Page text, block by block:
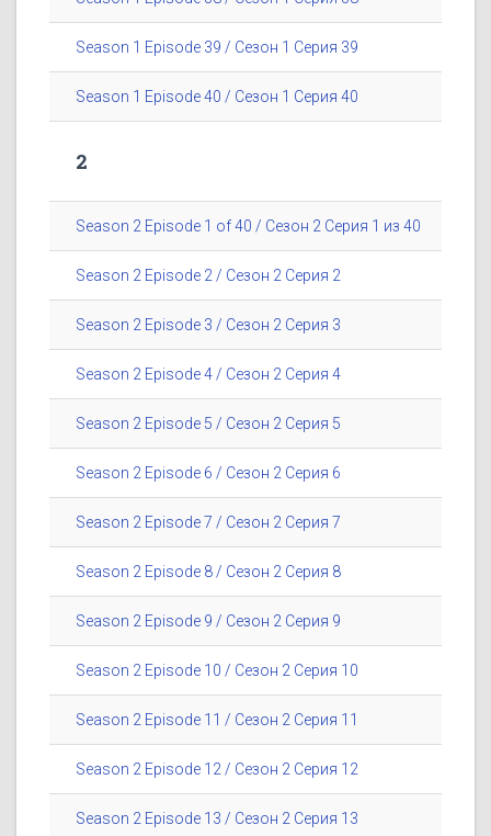
Season 1 Episode 39 / Сезон 1 Серия 39
Season 1 Episode 40 / Сезон 1 Серия 40
2
Season 2 Episode 1 of 40 / Сезон 2 Серия 1 из 40
Season 2 Episode 2 / Сезон 2 Серия 2
Season 2 Episode 3 / Сезон 2 Серия 3
Season 2 Episode 4 / Сезон 2 Серия 4
Season 2 Episode 5 / Сезон 2 Серия 5
Season 2 Episode 6 / Сезон 2 Серия 6
Season 2 Episode 7 / Сезон 2 Серия 7
Season 2 Episode 8 / Сезон 2 Серия 8
Season 2 Episode 9 / Сезон 2 Серия 9
Season 2 Episode 10 / Сезон 2 Серия 10
Season 2 Episode 11 / Сезон 2 Серия 11
Season 2 Episode 12 / Сезон 2 Серия 12
Season 2 Episode 13 / Сезон 2 Серия 13